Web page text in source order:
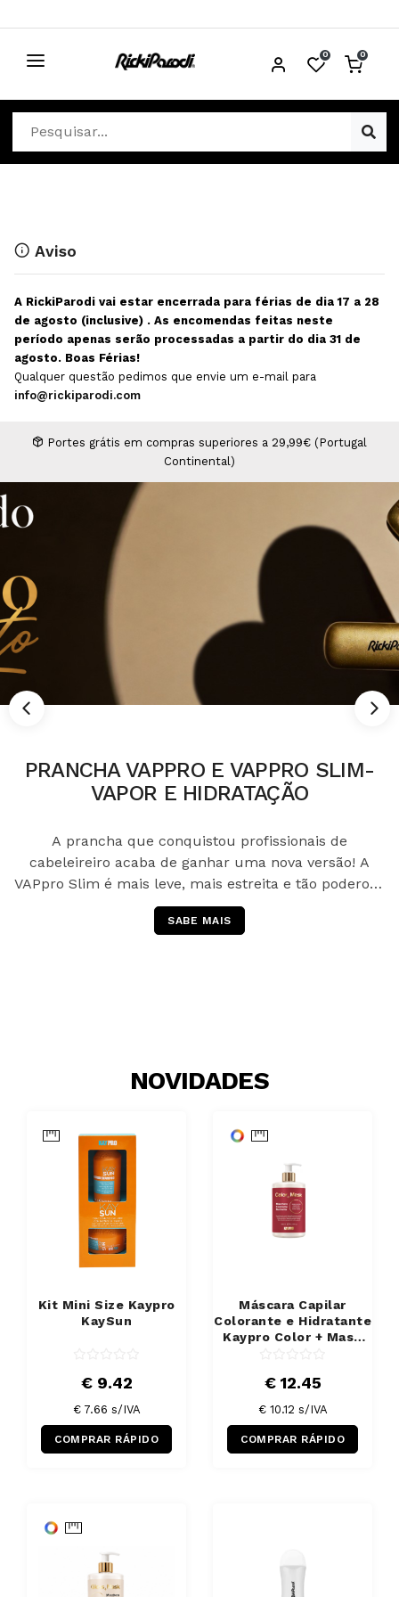
0 0
CABELO
Cosmética Capilar
Equipamentos Elétricos
Escovas e Pente
Extensões
MAN WORLD - Espaço Homem
Professional Wear
ROYAL SECRET - Hair Control Plan
Depilação
Descartáveis Estética
Diversos Estética
Equipamentos Depilação
Maquilhagem Profissional
Aviso
A RickiParodi vai estar encerrada para férias de dia 17 a 28
de agosto (inclusive) . As encomendas feitas neste
período apenas serão processadas a partir do dia 31 de
agosto. Boas Férias!
Qualquer questão pedimos que envie um e-mail para
info@rickiparodi.com
Portes grátis em compras superiores a 29,99€ (Portugal
Continental)
PRANCHA VAPPRO E VAPPRO SLIM-
VAPOR E HIDRATAÇÃO
A prancha que conquistou profissionais de
cabeleireiro acaba de ganhar uma nova versão! A
VAPpro Slim é mais leve, mais estreita e tão poderosa
quanto o modelo original.
SABE MAIS
NOVIDADES
Kit Mini Size Kaypro
KaySun
€ 9.42
€ 7.66 s/IVA
COMPRAR RÁPIDO
Máscara Capilar
Colorante e Hidratante
Kaypro Color + Mask
€ 12.45
€ 10.12 s/IVA
COMPRAR RÁPIDO